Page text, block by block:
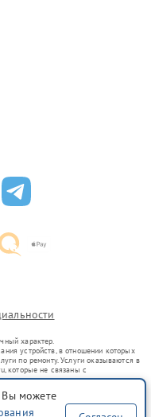
характер.
устройств, в отношении которых
по ремонту. Услуги оказываются в
которые не связаны с
представителями.
оборот в соответствии
услуг или введения
Вы можете